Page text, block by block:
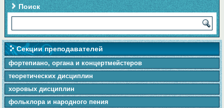
Поиск
Секции преподавателей
фортепиано, органа и концертмейстеров
теоретических дисциплин
хоровых дисциплин
фольклора и народного пения